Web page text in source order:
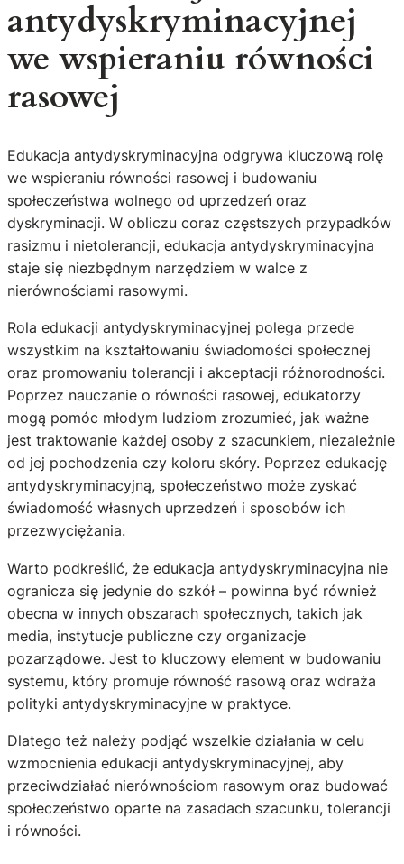
antydyskryminacyjnej
we wspieraniu równości
rasowej
Edukacja antydyskryminacyjna odgrywa kluczową rolę
we wspieraniu równości rasowej i budowaniu
społeczeństwa wolnego od uprzedzeń oraz
dyskryminacji. W obliczu coraz częstszych przypadków
rasizmu i nietolerancji, edukacja antydyskryminacyjna
staje się niezbędnym narzędziem w walce z
nierównościami rasowymi.
Rola edukacji antydyskryminacyjnej polega przede
wszystkim na kształtowaniu świadomości społecznej
oraz promowaniu tolerancji i akceptacji różnorodności.
Poprzez nauczanie o równości rasowej, edukatorzy
mogą pomóc młodym ludziom zrozumieć, jak ważne
jest traktowanie każdej osoby z szacunkiem, niezależnie
od jej pochodzenia czy koloru skóry. Poprzez edukację
antydyskryminacyjną, społeczeństwo może zyskać
świadomość własnych uprzedzeń i sposobów ich
przezwyciężania.
Warto podkreślić, że edukacja antydyskryminacyjna nie
ogranicza się jedynie do szkół – powinna być również
obecna w innych obszarach społecznych, takich jak
media, instytucje publiczne czy organizacje
pozarządowe. Jest to kluczowy element w budowaniu
systemu, który promuje równość rasową oraz wdraża
polityki antydyskryminacyjne w praktyce.
Dlatego też należy podjąć wszelkie działania w celu
wzmocnienia edukacji antydyskryminacyjnej, aby
przeciwdziałać nierównościom rasowym oraz budować
społeczeństwo oparte na zasadach szacunku, tolerancji
i równości.